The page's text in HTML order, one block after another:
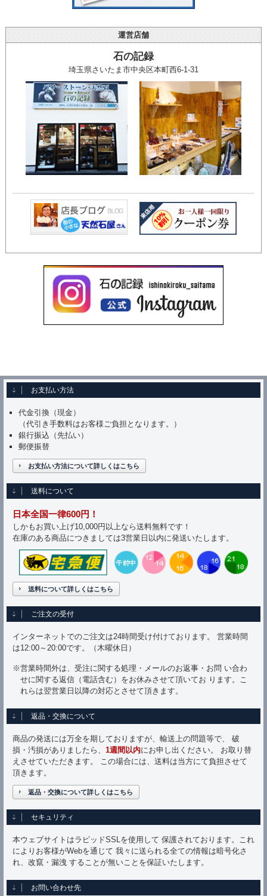
運営店舗
石の記録
埼玉県さいたま市中央区本町西6-1-31
お支払い方法
代金引換（現金）
（代引き手数料はお客様ご負担となります。）
銀行振込（先払い）
郵便振替
お支払い方法について詳しくはこちら
送料について
日本全国一律600円！
しかもお買い上げ10,000円以上なら送料無料です！
在庫のある商品につきましては3営業日以内に発送いたします。
送料について詳しくはこちら
ご注文の受付
インターネットでのご注文は24時間受け付けております。 営業時間
は12:00～20:00です。（木曜休日）
※営業時間外は、受注に関する処理・メールのお返事・お問 い合わ
せに関する返信（電話含む）をお休みさせて頂いてお ります。こ
れらは翌営業日以降の対応とさせて頂きます。
返品・交換について
商品の発送には万全を期しておりますが、輸送上の問題等で、 破
損・汚損がありましたら、 1週間以内にお申し出ください。 お取り替
えさせていただきます。 この場合には、送料は当方にて負担させて
頂きます。
返品・交換について詳しくはこちら
セキュリティ
本ウェブサイトはラピッドSSLを使用して 保護されております。これ
によりお客様がWebを通じて 我々に送られる全ての情報は暗号化さ
れ、改竄・漏洩 することが無いことを保証いたします。
お問い合わせ先